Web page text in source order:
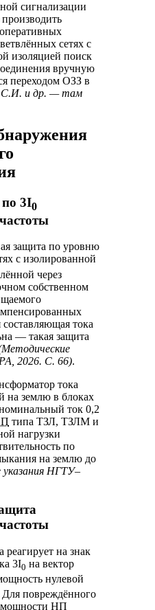
сигнализации
сетях с
изоляцией поиск
вручную
переходом ОЗЗ в
С.И. и др. — там
3I0
защита по уровню
с изолированной
через
собственном
тока
— такая защита
2026. С. 66).
тока
на землю в блоках
ток 0,2
типа ТЗЛ, ТЗЛМ и
нагрузки
по
на землю до
НГТУ–
реагирует на знак
3I0 на вектор
нулевой
Для повреждённого
мощности НП